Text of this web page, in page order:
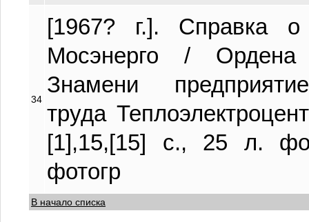
34
[1967? г.].
Мосэнерго / Ордена
Знамени
труда
[1],15,[15] с., 25 л.
фотогр
В начало списка